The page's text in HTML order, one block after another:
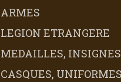
ARMES
LEGION ETRANGERE
MEDAILLES,
CASQUES,